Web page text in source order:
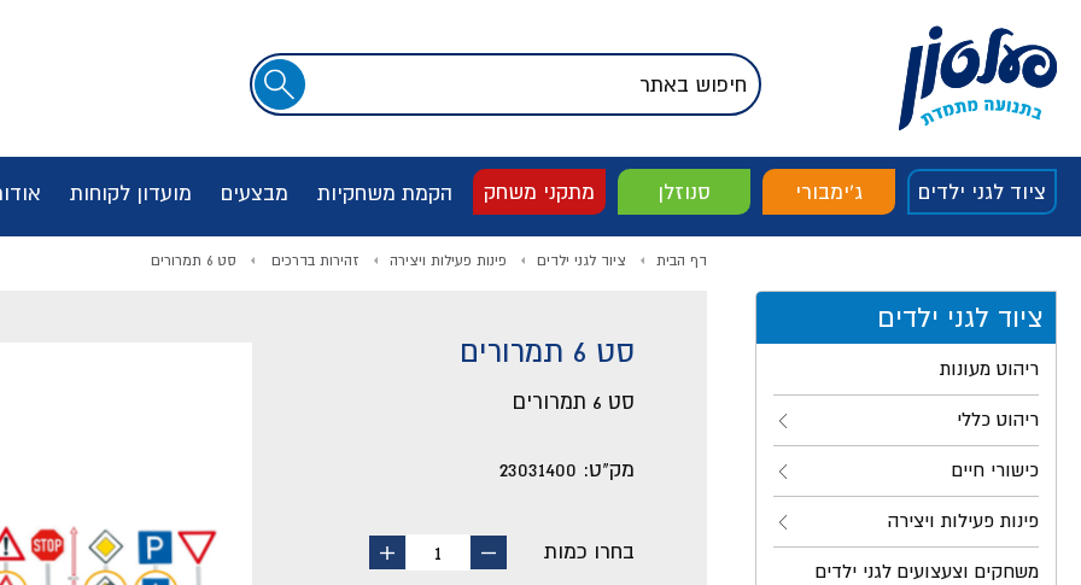
דלג לסרגל הניווט
דלג לתפריט ציוד
אודות החברה
דלג לסוף העמוד
חיפוש
ציוד לגני ילדים ג'ימבורי סנוזלן מתקני משחק הקמת משחקיות מבצעים מועדון לקוחות
ציוד לגני ילדים
ריהוט מעונות
ריהוט כללי
כישורי חיים
פינות פעילות ויצירה
משחקים וצעצועים לגני ילדים
דף הבית ציוד לגני ילדים פינות פעילות ויצירה זהירות בדרכים סט 6 תמרורים
סט 6 תמרורים
סט 6 תמרורים
מק"ט: 23031400
בחרו כמות
החסר
1
הוסף